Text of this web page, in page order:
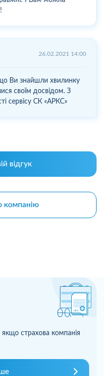
страхова компанія
26.02.2021 14:00
Ви знайшли хвилинку
своїм досвідом. З
сервісу СК «АРКС»
відгук
компанію